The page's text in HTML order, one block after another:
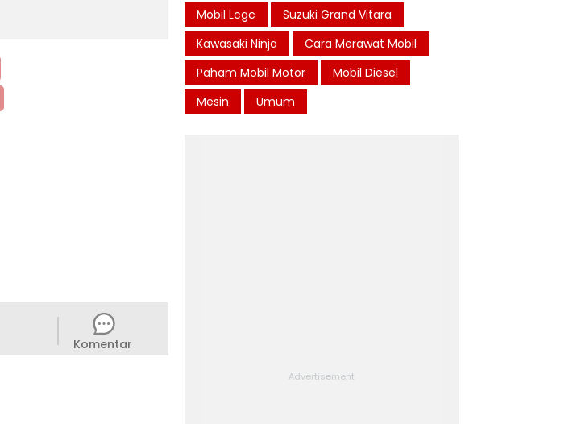
Komentar
Mobil Lcgc
Suzuki Grand Vitara
Kawasaki Ninja
Cara Merawat Mobil
Paham Mobil Motor
Mobil Diesel
Mesin
Umum